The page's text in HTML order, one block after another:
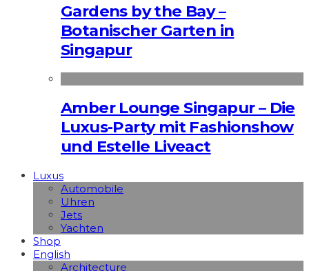
Gardens by the Bay –
Botanischer Garten in
Singapur
Amber Lounge Singapur – Die
Luxus-Party mit Fashionshow
und Estelle Liveact
Luxus
Automobile
Uhren
Jets
Yachten
Shop
English
Architecture